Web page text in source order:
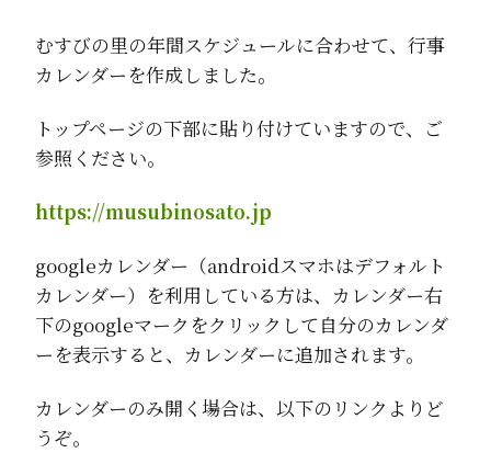
むすびの里の年間スケジュールに合わせて、行事
カレンダーを作成しました。
トップページの下部に貼り付けていますので、ご
参照ください。
https://musubinosato.jp
googleカレンダー（androidスマホはデフォルト
カレンダー）を利用している方は、カレンダー右
下のgoogleマークをクリックして自分のカレンダ
ーを表示すると、カレンダーに追加されます。
カレンダーのみ開く場合は、以下のリンクよりど
うぞ。